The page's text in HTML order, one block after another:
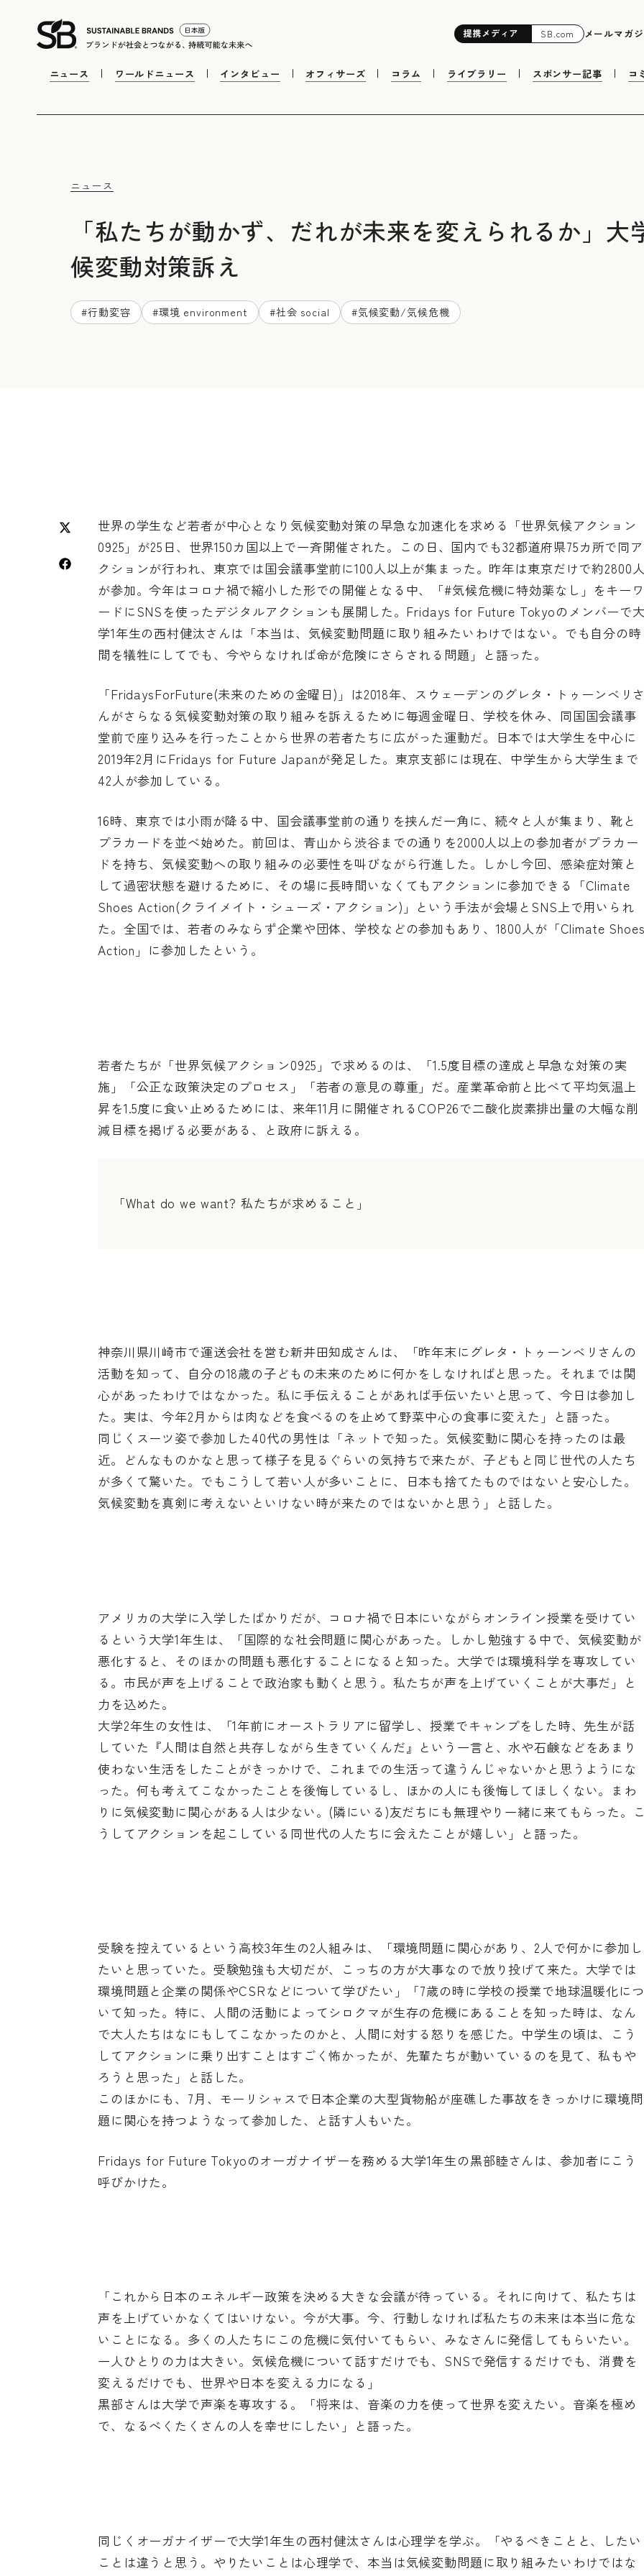
提携メディア SB.com メールマガ
ニュース ワールドニュース インタビュー オフィサーズ コラム ライブラリー スポンサー記事 コ
ニュース
「私たちが動かず、だれが未来を変えられるか」
候変動対策訴え
#行動変容 #環境 environment #社会 social #気候変動/気候危機
世界の学生など若者が中心となり気候変動対策の早急な加速化を求める「世界気候アクション
0925」が25日、世界150カ国以上で一斉開催された。この日、国内でも32都道府県75カ所で同ア
クションが行われ、東京では国会議事堂前に100人以上が集まった。昨年は東京だけで約2800
が参加。今年はコロナ禍で縮小した形での開催となる中、「#気候危機に特効薬なし」をキーワ
ードにSNSを使ったデジタルアクションも展開した。Fridays for Future Tokyoのメンバーで
学1年生の西村健汰さんは「本当は、気候変動問題に取り組みたいわけではない。でも自分の時
間を犠牲にしてでも、今やらなければ命が危険にさらされる問題」と語った。
「FridaysForFuture(未来のための金曜日)」は2018年、スウェーデンのグレタ・トゥーンベリ
んがさらなる気候変動対策の取り組みを訴えるために毎週金曜日、学校を休み、同国国会議事
堂前で座り込みを行ったことから世界の若者たちに広がった運動だ。日本では大学生を中心に
2019年2月にFridays for Future Japanが発足した。東京支部には現在、中学生から大学生まで
42人が参加している。
16時、東京では小雨が降る中、国会議事堂前の通りを挟んだ一角に、続々と人が集まり、靴と
プラカードを並べ始めた。前回は、青山から渋谷までの通りを2000人以上の参加者がプラカー
ドを持ち、気候変動への取り組みの必要性を叫びながら行進した。しかし今回、感染症対策と
して過密状態を避けるために、その場に長時間いなくてもアクションに参加できる「Climate
Shoes Action(クライメイト・シューズ・アクション)」という手法が会場とSNS上で用いられ
た。全国では、若者のみならず企業や団体、学校などの参加もあり、1800人が「Climate
Action」に参加したという。
若者たちが「世界気候アクション0925」で求めるのは、「1.5度目標の達成と早急な対策の実
施」「公正な政策決定のプロセス」「若者の意見の尊重」だ。産業革命前と比べて平均気温上
昇を1.5度に食い止めるためには、来年11月に開催されるCOP26で二酸化炭素排出量の大幅な削
減目標を掲げる必要がある、と政府に訴える。
「What do we want? 私たちが求めること」
神奈川県川崎市で運送会社を営む新井田知成さんは、「昨年末にグレタ・トゥーンベリさんの
活動を知って、自分の18歳の子どもの未来のために何かをしなければと思った。それまでは関
心があったわけではなかった。私に手伝えることがあれば手伝いたいと思って、今日は参加し
た。実は、今年2月からは肉などを食べるのを止めて野菜中心の食事に変えた」と語った。
同じくスーツ姿で参加した40代の男性は「ネットで知った。気候変動に関心を持ったのは最
近。どんなものかなと思って様子を見るぐらいの気持ちで来たが、子どもと同じ世代の人たち
が多くて驚いた。でもこうして若い人が多いことに、日本も捨てたものではないと安心した。
気候変動を真剣に考えないといけない時が来たのではないかと思う」と話した。
アメリカの大学に入学したばかりだが、コロナ禍で日本にいながらオンライン授業を受けてい
るという大学1年生は、「国際的な社会問題に関心があった。しかし勉強する中で、気候変動が
悪化すると、そのほかの問題も悪化することになると知った。大学では環境科学を専攻してい
る。市民が声を上げることで政治家も動くと思う。私たちが声を上げていくことが大事だ」と
力を込めた。
大学2年生の女性は、「1年前にオーストラリアに留学し、授業でキャンプをした時、先生が話
していた『人間は自然と共存しながら生きていくんだ』という一言と、水や石鹸などをあまり
使わない生活をしたことがきっかけで、これまでの生活って違うんじゃないかと思うようにな
った。何も考えてこなかったことを後悔しているし、ほかの人にも後悔してほしくない。まわ
りに気候変動に関心がある人は少ない。(隣にいる)友だちにも無理やり一緒に来てもらった。
うしてアクションを起こしている同世代の人たちに会えたことが嬉しい」と語った。
受験を控えているという高校3年生の2人組みは、「環境問題に関心があり、2人で何かに参加し
たいと思っていた。受験勉強も大切だが、こっちの方が大事なので放り投げて来た。大学では
環境問題と企業の関係やCSRなどについて学びたい」「7歳の時に学校の授業で地球温暖化につ
いて知った。特に、人間の活動によってシロクマが生存の危機にあることを知った時は、なん
で大人たちはなにもしてこなかったのかと、人間に対する怒りを感じた。中学生の頃は、こう
してアクションに乗り出すことはすごく怖かったが、先輩たちが動いているのを見て、私もや
ろうと思った」と話した。
このほかにも、7月、モーリシャスで日本企業の大型貨物船が座礁した事故をきっかけに環境問
題に関心を持つようなって参加した、と話す人もいた。
Fridays for Future Tokyoのオーガナイザーを務める大学1年生の黒部睦さんは、参加者にこう
呼びかけた。
「これから日本のエネルギー政策を決める大きな会議が待っている。それに向けて、私たちは
声を上げていかなくてはいけない。今が大事。今、行動しなければ私たちの未来は本当に危な
いことになる。多くの人たちにこの危機に気付いてもらい、みなさんに発信してもらいたい。
一人ひとりの力は大きい。気候危機について話すだけでも、SNSで発信するだけでも、消費を
変えるだけでも、世界や日本を変える力になる」
黒部さんは大学で声楽を専攻する。「将来は、音楽の力を使って世界を変えたい。音楽を極め
で、なるべくたくさんの人を幸せにしたい」と語った。
同じくオーガナイザーで大学1年生の西村健汰さんは心理学を学ぶ。「やるべきことと、したい
ことは違うと思う。やりたいことは心理学で、本当は気候変動問題に取り組みたいわけではな